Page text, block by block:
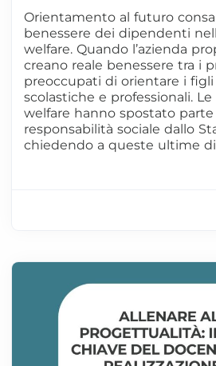
Orientamento al futuro
benessere dei dipendenti
welfare. Quando l’azienda
creano reale benessere tra i
preoccupati di orientare i figli
scolastiche e professionali.
welfare hanno spostato parte
responsabilità sociale dallo
chiedendo a queste ultime